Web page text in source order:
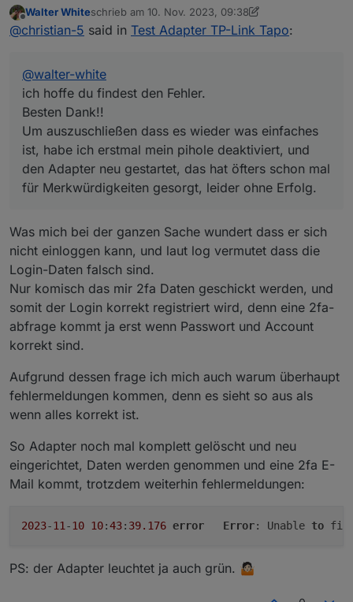
ich mir die Tapo L900-5 installiert habe. Ich kann die
Leds auch schalten, aber die Meldungen machen
Besten Dank!!
Offline
Walter Whiteschrieb am 10. Nov. 2023, 09:38
zuletzt editiert von Walter White11. Okt. 2023, 10:47
@christian-5 said in Test Adapter TP-Link Tapo:
@walter-white
ich hoffe du findest den Fehler.
Besten Dank!!
Um auszuschließen dass es wieder was einfaches
ist, habe ich erstmal mein pihole deaktiviert, und
den Adapter neu gestartet, das hat öfters schon mal
für Merkwürdigkeiten gesorgt, leider ohne Erfolg.
Was mich bei der ganzen Sache wundert dass er sich
nicht einloggen kann, und laut log vermutet dass die
Login-Daten falsch sind.
Nur komisch das mir 2fa Daten geschickt werden, und
somit der Login korrekt registriert wird, denn eine 2fa-
abfrage kommt ja erst wenn Passwort und Account
korrekt sind.
Aufgrund dessen frage ich mich auch warum überhaupt
fehlermeldungen kommen, denn es sieht so aus als
wenn alles korrekt ist.
So Adapter noch mal komplett gelöscht und neu
eingerichtet, Daten werden genommen und eine 2fa E-
Mail kommt, trotzdem weiterhin fehlermeldungen:
2023-11 -10 10:43: 39.176 error Error: Unable to
PS: der Adapter leuchtet ja auch grün. 🤷🏻